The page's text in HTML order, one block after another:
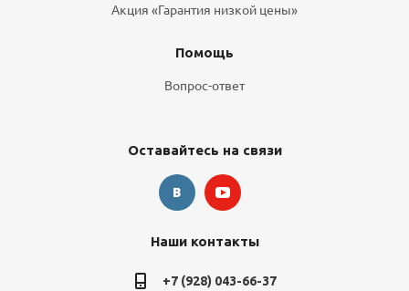
Акция «Гарантия низкой цены»
Помощь
Вопрос-ответ
Оставайтесь на связи
Наши контакты
+7 (928) 043-66-37